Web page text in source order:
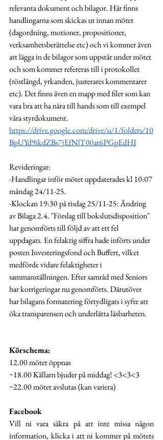
relevanta dokument och bilagor. Här finns
handlingarna som skickas ut innan mötet
(dagordning, motioner, propositioner,
verksamhetsberättelse etc) och vi kommer även
att lägga in de bilagor som uppstår under mötet
och som kommer refereras till i protokollet
(röstlängd, yrkanden, justerares kommentarer
etc). Det finns även en mapp med filer som kan
vara bra att ha nära till hands som till exempel
våra styrdokument.
https://drive.google.com/drive/u/1/folders/10
BpUYd9ikdZBs7jEfNlT00at6PGpEdHI
Revideringar:
-Handlingar inför mötet uppdaterades kl 10:07
måndag 24/11-25.
-Klockan 19:30 på tisdag 25/11-25: Ändring
av Bilaga 2.4. "Förslag till bokslutsdisposition"
har genomförts till följd av att ett fel
uppdagats. En felaktig siffra hade införts under
posten Investeringsfond och Buffert, vilket
medförde vidare felaktigheter i
sammanställningen. Efter samråd med Seniors
har korrigeringar nu genomförts. Därutöver
har bilagans formatering förtydligats i syfte att
öka transparensen och underlätta läsbarheten.
Körschema:
12.00 mötet öppnas
~18.00 Källarn bjuder på middag! <3<3<3
~22.00 mötet avslutas (kan variera)
Facebook
Vill ni vara säkra på att inte missa någon